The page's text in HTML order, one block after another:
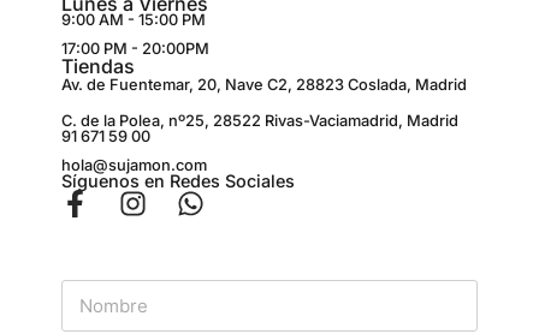
9:00 AM - 15:00 PM
17:00 PM - 20:00PM
Tiendas
Av. de Fuentemar, 20, Nave C2, 28823 Coslada, Madrid
C. de la Polea, nº25, 28522 Rivas-Vaciamadrid, Madrid
91 671 59 00
hola@sujamon.com
Síguenos en Redes Sociales